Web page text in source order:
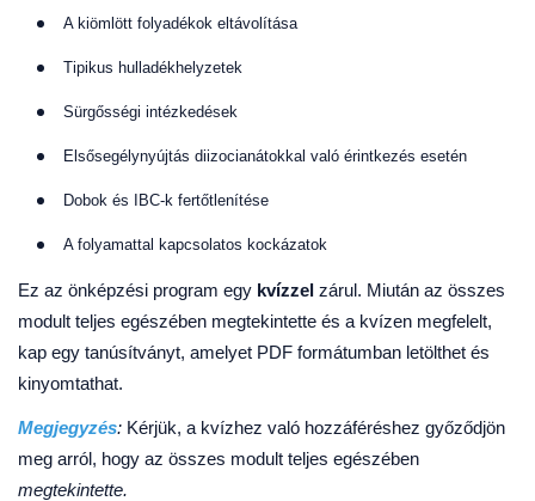
A kiömlött folyadékok eltávolítása
Tipikus hulladékhelyzetek
Sürgősségi intézkedések
Elsősegélynyújtás diizocianátokkal való érintkezés esetén
Dobok és IBC-k fertőtlenítése
A folyamattal kapcsolatos kockázatok
Ez az önképzési program egy kvízzel zárul. Miután az összes
modult teljes egészében megtekintette és a kvízen megfelelt,
kap egy tanúsítványt, amelyet PDF formátumban letölthet és
kinyomtathat.
Megjegyzés: Kérjük, a kvízhez való hozzáféréshez győződjön
meg arról, hogy az összes modult teljes egészében
megtekintette.